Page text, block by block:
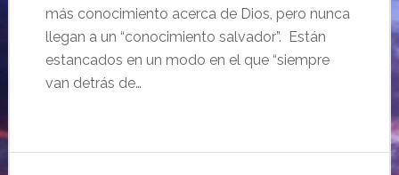
más conocimiento acerca de Dios, pero nunca
llegan a un “conocimiento salvador”. Están
estancados en un modo en el que “siempre
van detrás de…